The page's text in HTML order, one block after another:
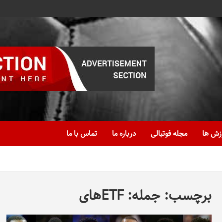
ها مجله فوتبالی درباره ما تماس با ما
برچسب:جمله: ETFهای